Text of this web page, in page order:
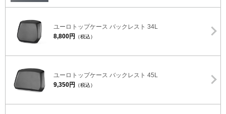
ユーロトップケース バックレスト 34L
8,800円 （税込）
ユーロトップケース バックレスト 45L
9,350円 （税込）